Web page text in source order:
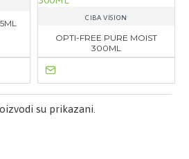
CIBA VISION
OPTI-FREE PURE MOIST
300ML
su prikazani.